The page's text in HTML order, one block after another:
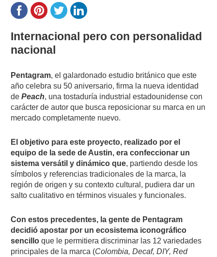
Internacional pero con personalidad
nacional
Pentagram, el galardonado estudio británico que este
año celebra su 50 aniversario, firma la nueva identidad
dePeach, una tostaduría industrial estadounidense con
carácter de autor que busca reposicionar su marca en un
mercado completamente nuevo.
El objetivo para este proyecto, realizado por el
equipo de la sede de Austin, era confeccionar un
sistema versátil y dinámico que, partiendo desde los
símbolos y referencias tradicionales de la marca, la
región de origen y su contexto cultural, pudiera dar un
salto cualitativo en términos visuales y funcionales.
Con estos precedentes, la gente de Pentagram
decidió apostar por un ecosistema iconográfico
sencillo que le permitiera discriminar las 12 variedades
principales de la marca (Colombia, Decaf, DIY, Red